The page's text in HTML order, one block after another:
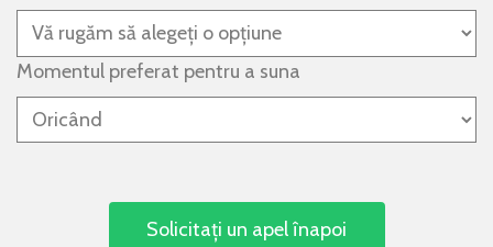
Momentul preferat pentru a suna